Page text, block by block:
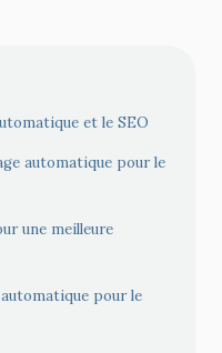
et le SEO
automatique pour le
une meilleure
pour le